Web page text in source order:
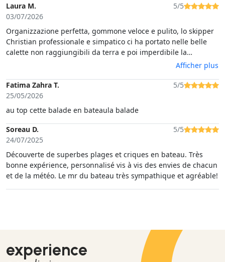
Laura M.
03/07/2026
5/5
Organizzazione perfetta, gommone veloce e pulito, lo skipper
Christian professionale e simpatico ci ha portato nelle belle
calette non raggiungibili da terra e poi imperdibile la
Afficher plus
Fatima Zahra T.
25/05/2026
5/5
au top cette balade en bateaula balade
Soreau D.
24/07/2025
5/5
Découverte de superbes plages et criques en bateau. Très
bonne expérience, personnalisé vis à vis des envies de chacun
et de la météo. Le mr du bateau très sympathique et agréable!
experience